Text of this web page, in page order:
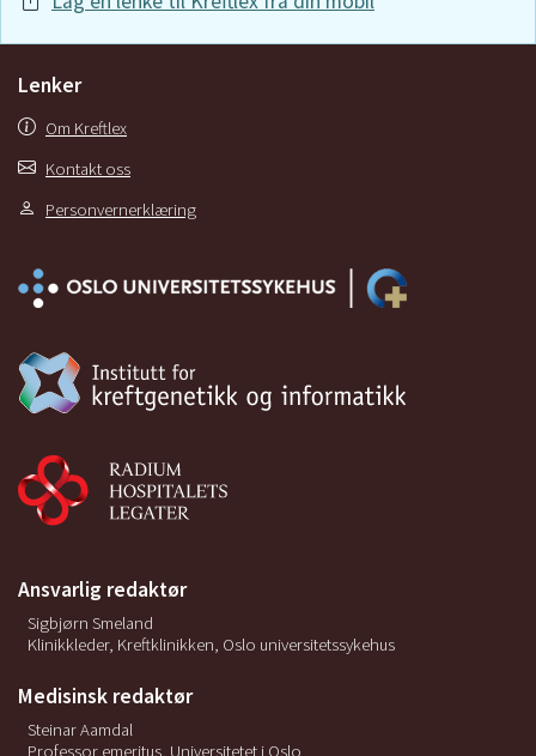
Lenker
Om Kreftlex
Kontakt oss
Personvernerklæring
Ansvarlig redaktør
Sigbjørn Smeland
Klinikkleder, Kreftklinikken, Oslo universitetssykehus
Medisinsk redaktør
Steinar Aamdal
Professor emeritus, Universitetet i Oslo